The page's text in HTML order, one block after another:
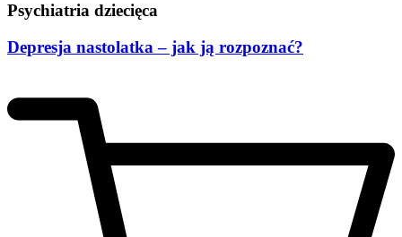
Psychiatria dziecięca
Depresja nastolatka – jak ją rozpoznać?